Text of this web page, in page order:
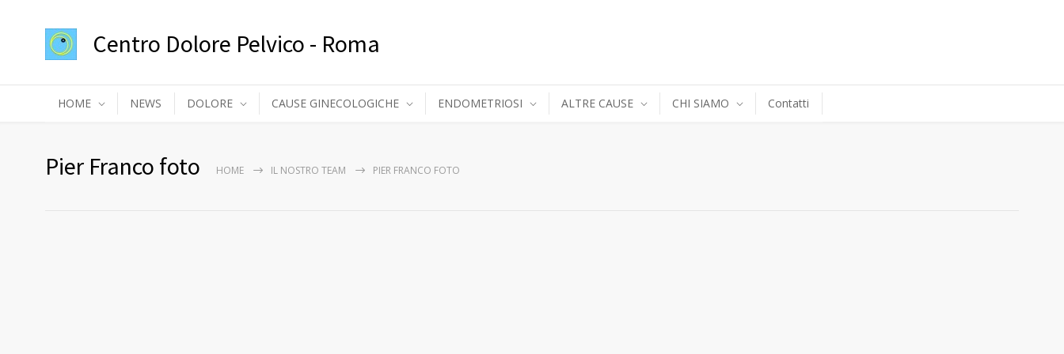
Centro Dolore Pelvico - Roma
HOME NEWS DOLORE CAUSE GINECOLOGICHE ENDOMETRIOSI ALTRE CAUSE CHI SIAMO Contatti
Pier Franco foto HOME IL NOSTRO TEAM PIER FRANCO FOTO